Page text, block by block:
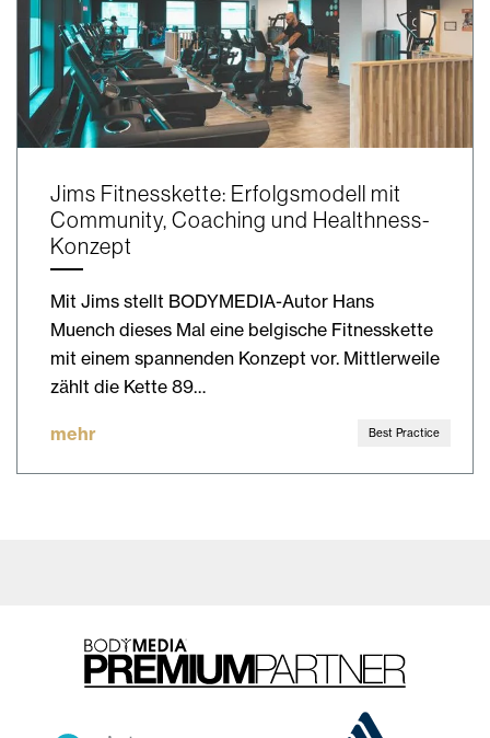
Jims Fitnesskette: Erfolgsmodell mit
Community, Coaching und Healthness-
Konzept
Mit Jims stellt BODYMEDIA-Autor Hans
Muench dieses Mal eine belgische Fitnesskette
mit einem spannenden Konzept vor. Mittlerweile
zählt die Kette 89…
mehr Best Practice